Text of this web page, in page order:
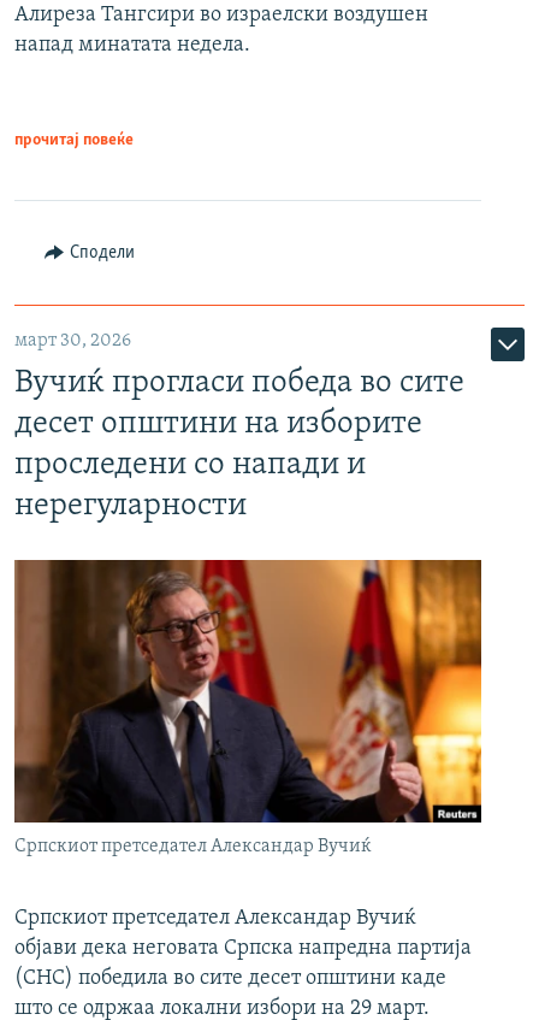
Алиреза Тангсири во израелски воздушен
напад минатата недела.
прочитај повеќе
Сподели
март 30, 2026
Вучиќ прогласи победа во сите
десет општини на изборите
проследени со напади и
нерегуларности
Српскиот претседател Александар Вучиќ
Српскиот претседател Александар Вучиќ
објави дека неговата Српска напредна партија
(СНС) победила во сите десет општини каде
што се одржаа локални избори на 29 март.